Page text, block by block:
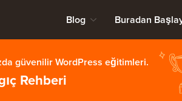
Blog Buradan
güvenilir WordPress eğitimleri.
Rehberi